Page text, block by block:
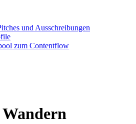
und Ausschreibungen
zum Contentflow
Wandern